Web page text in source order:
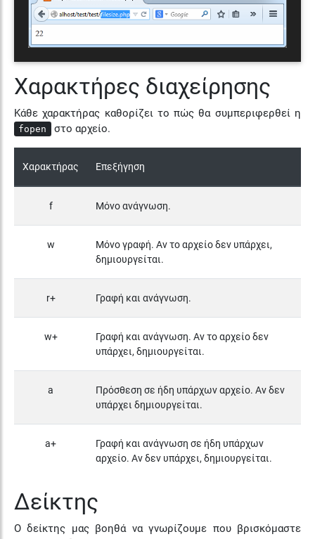
Χαρακτήρες διαχείρησης
Κάθε χαρακτήρας καθορίζει το πώς θα συμπεριφερθεί η
fopen στο αρχείο.
Χαρακτήρας Επεξήγηση
f Μόνο ανάγνωση.
w
Μόνο γραφή. Αν το αρχείο δεν υπάρχει,
δημιουργείται.
r+ Γραφή και ανάγνωση.
w+
Γραφή και ανάγνωση. Αν το αρχείο δεν
υπάρχει, δημιουργείται.
a
Πρόσθεση σε ήδη υπάρχων αρχείο. Αν δεν
υπάρχει δημιουργείται.
a+
Γραφή και ανάγνωση σε ήδη υπάρχων
αρχείο. Αν δεν υπάρχει, δημιουργείται.
Δείκτης
Ο δείκτης μας βοηθά να γνωρίζουμε που βρισκόμαστε